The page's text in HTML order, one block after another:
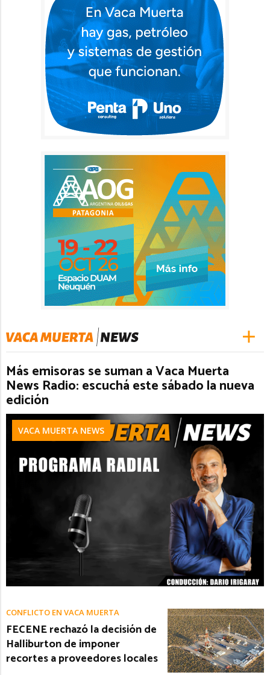
Más emisoras se suman a Vaca Muerta
News Radio: escuchá este sábado la nueva
edición
VACA MUERTA NEWS
CONFLICTO EN VACA MUERTA
FECENE rechazó la decisión de
Halliburton de imponer
recortes a proveedores locales